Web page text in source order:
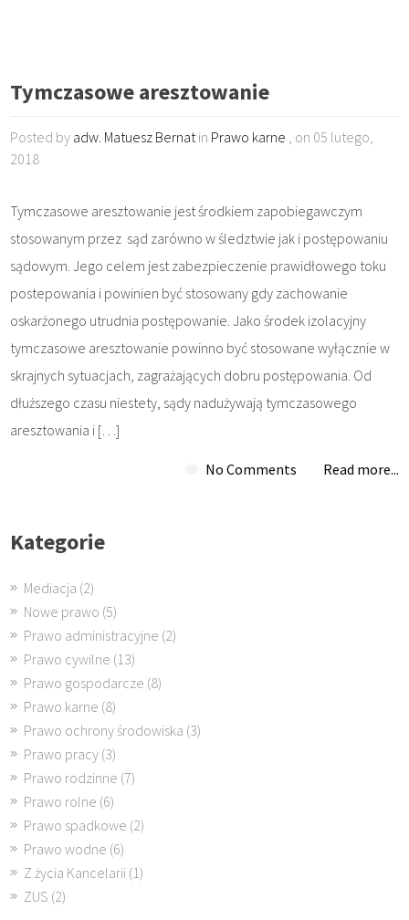
Tymczasowe aresztowanie
Posted by adw. Matuesz Bernatin Prawo karne , on 05 lutego,
2018
Tymczasowe aresztowanie jest środkiem zapobiegawczym
stosowanym przez sąd zarówno w śledztwie jak i postępowaniu
sądowym. Jego celem jest zabezpieczenie prawidłowego toku
postepowania i powinien być stosowany gdy zachowanie
oskarżonego utrudnia postępowanie. Jako środek izolacyjny
tymczasowe aresztowanie powinno być stosowane wyłącznie w
skrajnych sytuacjach, zagrażających dobru postępowania. Od
dłuższego czasu niestety, sądy nadużywają tymczasowego
aresztowania i […]
No Comments Read more...
Kategorie
Mediacja (2)
Nowe prawo (5)
Prawo administracyjne (2)
Prawo cywilne (13)
Prawo gospodarcze (8)
Prawo karne (8)
Prawo ochrony środowiska (3)
Prawo pracy (3)
Prawo rodzinne (7)
Prawo rolne (6)
Prawo spadkowe (2)
Prawo wodne (6)
Z życia Kancelarii (1)
ZUS (2)